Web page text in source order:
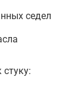
седел